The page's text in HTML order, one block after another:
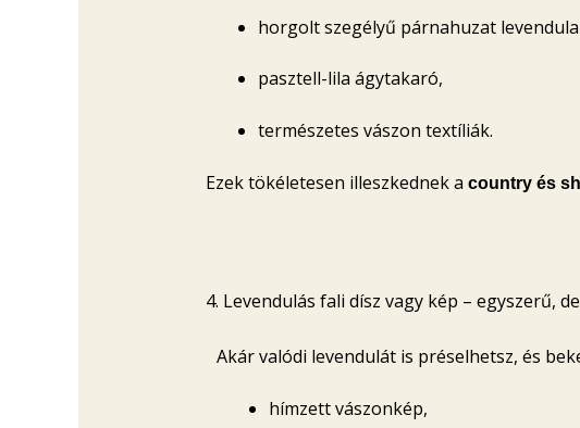
horgolt szegélyű párnahuzat
pasztell-lila ágytakaró,
természetes vászon textíliák.
Ezek tökéletesen illeszkednek a country és
4. Levendulás fali dísz vagy kép – egyszerű,
Akár valódi levendulát is préselhetsz, és
hímzett vászonkép,